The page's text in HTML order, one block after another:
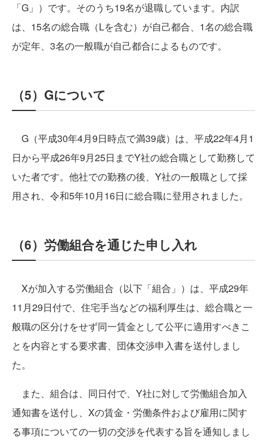
「G」）です。そのうち19名が退職しています。内訳
は、15名の総合職（Lを含む）が自己都合、1名の総合職
が定年、3名の一般職が自己都合によるものです。
（5）Gについて
G（平成30年4月9日時点で満39歳）は、平成22年4月1
日から平成26年9月25日までY社の総合職として勤務して
いた者です。他社での勤務の後、Y社の一般職として採
用され、令和5年10月16日に総合職に登用されました。
（6）労働組合を通じた申し入れ
Xが加入する労働組合（以下「組合」）は、平成29年
11月29日付で、住宅手当などの福利厚生は、総合職と一
般職の区分けをせず同一賃金として公平に適用すべきこ
とを内容とする要求書、団体交渉申入書を送付しまし
た。
また、組合は、同日付で、Y社に対して労働組合加入
通知書を送付し、Xの賃金・労働条件および雇用に関す
る事項についての一切の交渉を代表する旨を通知しまし